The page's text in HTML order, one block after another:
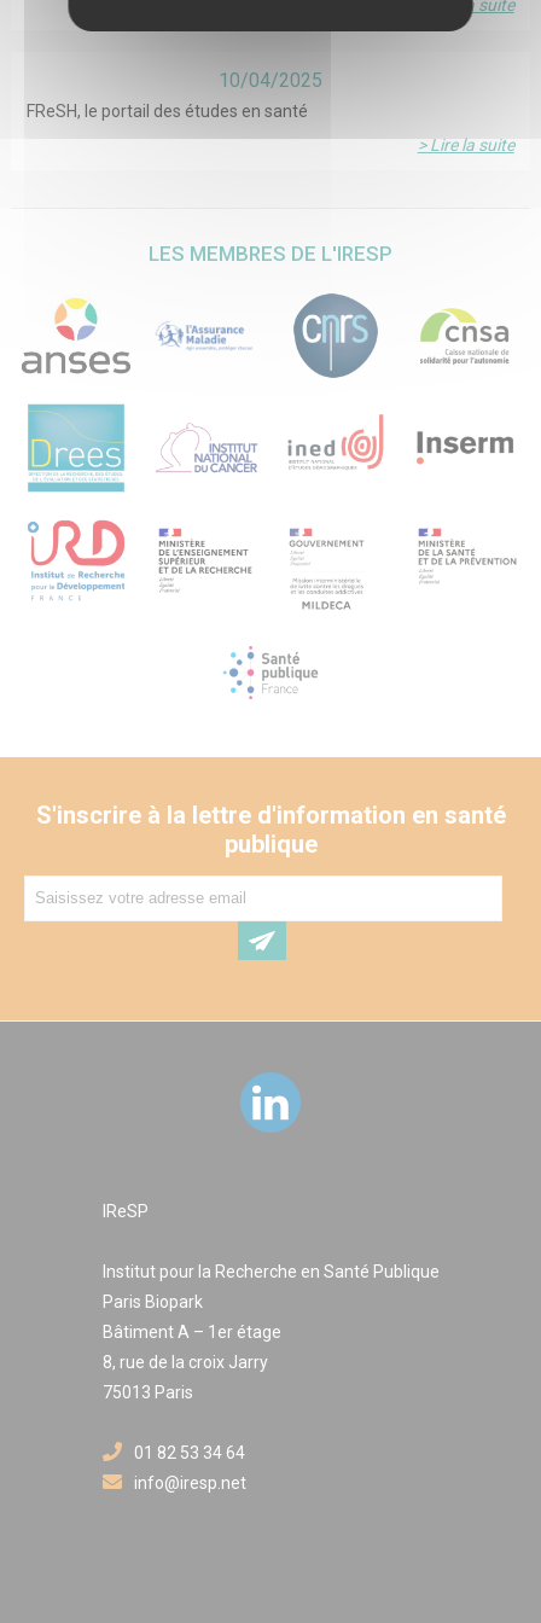
corpus d’articles scientifiques et de rapports et une série
centres procédant au dépistage précoce des enfants à
risque d’autisme. Cette enquête permettra en particulier
de comprendre à la fois les filières de recrutement et
d’orientation vers ces unités, la façon dont sont conduites
les évaluations et la communication organisée autour de
collègues, 2003), portant sur l’expérience du risque et les
analyser le groupe familial et les dynamiques qui lui sont
propres pour en déduire les membres du groupe avec qui
mener les entretiens.
Ce projet devrait aboutir à une meilleure compréhension
des savoirs et des représentations sur l’autisme précoce et
Par là il pourrait contribuer à améliorer les pratiques et les
politiques publiques dans ce secteur.
> Lire la suite
10/04/2025
FReSH, le portail des études en santé
> Lire la suite
LES MEMBRES DE L'IRESP
S'inscrire à la lettre d'information en santé
publique
IReSP
Institut pour la Recherche en Santé Publique
Paris Biopark
Bâtiment A – 1er étage
8, rue de la croix Jarry
75013 Paris
01 82 53 34 64
info@iresp.net